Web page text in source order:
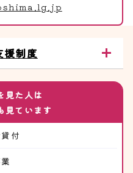
援制度
見た人は
見ています
付